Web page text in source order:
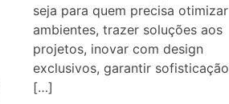
seja para quem precisa otimizar
ambientes, trazer soluções aos
projetos, inovar com design
exclusivos, garantir sofisticação
[…]